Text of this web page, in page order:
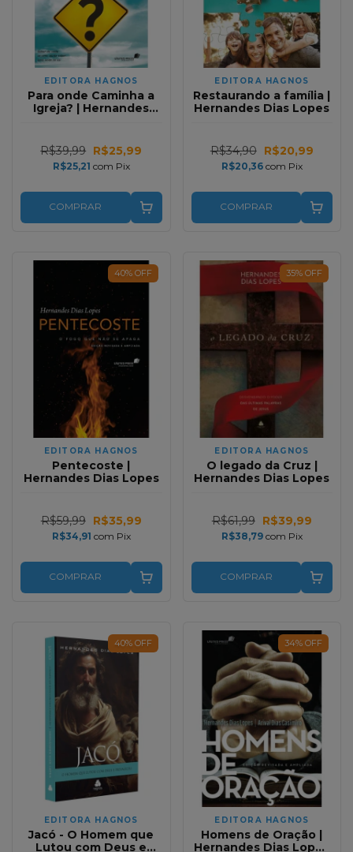
EDITORA HAGNOS
Para onde Caminha a
Igreja? | Hernandes
R$39,99 R$25,99
R$25,21 com Pix
COMPRAR
EDITORA HAGNOS
Restaurando a família |
Hernandes Dias Lopes
R$34,90 R$20,99
R$20,36 com Pix
COMPRAR
40% OFF
EDITORA HAGNOS
Pentecoste |
Hernandes Dias Lopes
R$59,99 R$35,99
R$34,91 com Pix
COMPRAR
35% OFF
EDITORA HAGNOS
O legado da Cruz |
Hernandes Dias Lopes
R$61,99 R$39,99
R$38,79 com Pix
COMPRAR
40% OFF
EDITORA HAGNOS
Jacó - O Homem que
Lutou com Deus e
34% OFF
EDITORA HAGNOS
Homens de Oração |
Hernandes Dias Lopes